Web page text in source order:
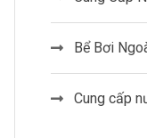
Bể Bơi
Cung cấp